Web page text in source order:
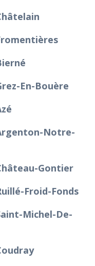
En-Bouère
Notre-
Gontier
Froid-Fonds
Michel-De-